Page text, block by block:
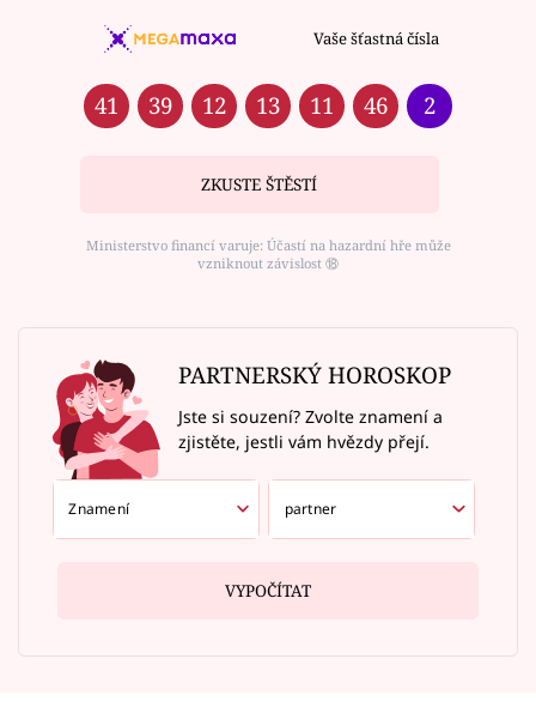
Vaše šťastná čísla
41 39 12 13 11 46 2
ZKUSTE ŠTĚSTÍ
Ministerstvo financí varuje: Účastí na hazardní hře může
vzniknout závislost ⑱
PARTNERSKÝ HOROSKOP
Jste si souzení? Zvolte znamení a
zjistěte, jestli vám hvězdy přejí.
VYPOČÍTAT